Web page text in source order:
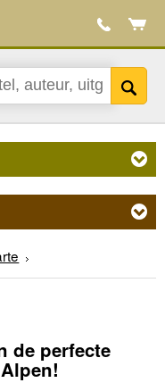
de perfecte